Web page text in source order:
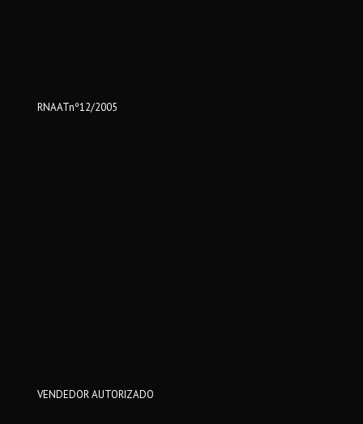
RNAATnº12/2005
VENDEDOR AUTORIZADO